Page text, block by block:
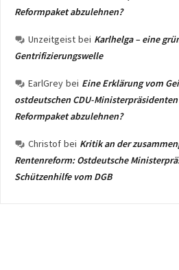
Reformpaket abzulehnen?
Unzeitgeist bei Karlhelga – eine
Gentrifizierungswelle
EarlGrey bei Eine Erklärung vom
ostdeutschen CDU-Ministerpräsidenten
Reformpaket abzulehnen?
Christof bei Kritik an der
Rentenreform: Ostdeutsche
Schützenhilfe vom DGB